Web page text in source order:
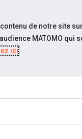
de notre site
MATOMO qui
ici.